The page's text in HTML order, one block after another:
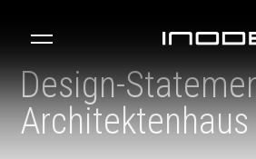
Design-
Architektenhaus